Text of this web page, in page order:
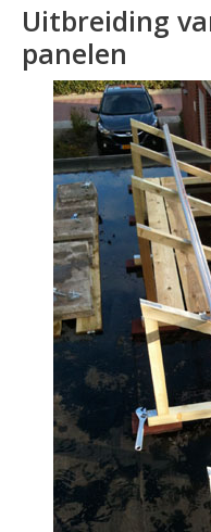
Uitbreiding
panelen